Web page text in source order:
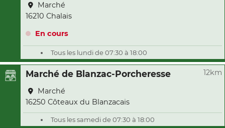
Marché
16210 Chalais
En cours
Tous les lundi de 07:30 à 18:00
Marché de Blanzac-Porcheresse 12km
Marché
16250 Côteaux du Blanzacais
Tous les samedi de 07:30 à 18:00